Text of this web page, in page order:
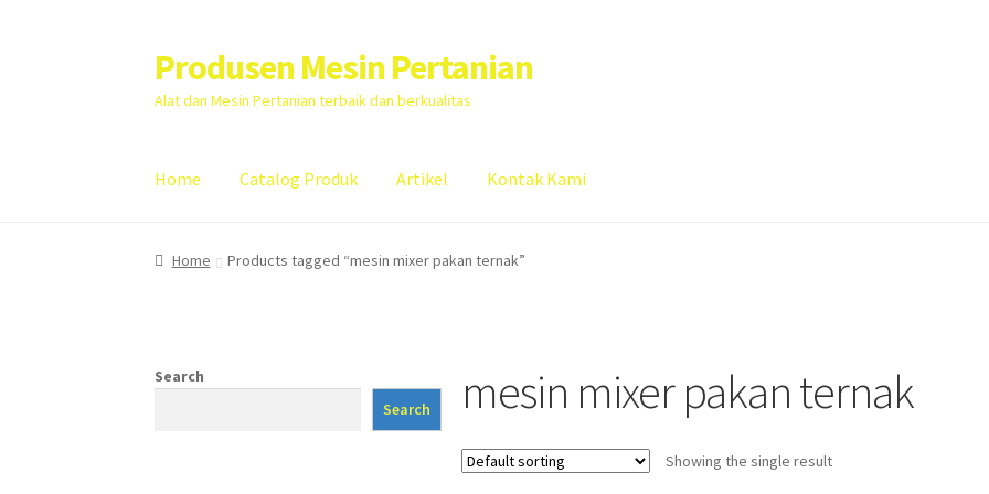
Skip
to
navigation
Skip
to
content
Produsen Mesin Pertanian
Alat dan Mesin Pertanian terbaik dan berkualitas
Home Catalog Produk Artikel Kontak Kami
Home Artikel Cart Checkout Kontak Kami My account
Home Products tagged “mesin mixer pakan ternak”
mesin mixer pakan ternak
Showing the single result
Search
Search